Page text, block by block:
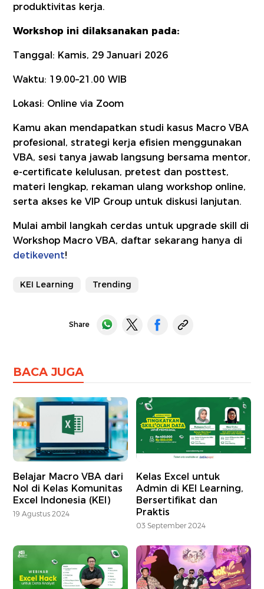
produktivitas kerja.
Workshop ini dilaksanakan pada:
Tanggal: Kamis, 29 Januari 2026
Waktu: 19.00–21.00 WIB
Lokasi: Online via Zoom
Kamu akan mendapatkan studi kasus Macro VBA
profesional, strategi kerja efisien menggunakan
VBA, sesi tanya jawab langsung bersama mentor,
e-certificate kelulusan, pretest dan posttest,
materi lengkap, rekaman ulang workshop online,
serta akses ke VIP Group untuk diskusi lanjutan.
Mulai ambil langkah cerdas untuk upgrade skill di
Workshop Macro VBA, daftar sekarang hanya di
detikevent!
KEI Learning Trending
Share
BACA JUGA
Belajar Macro VBA dari
Nol di Kelas Komunitas
Excel Indonesia (KEI)
19 Agustus 2024
Kelas Excel untuk
Admin di KEI Learning,
Bersertifikat dan
Praktis
03 September 2024